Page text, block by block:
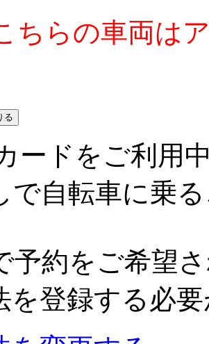
ちらの車両は
る
ードをご利用
で自転車に乗
予約をご希望
を登録する必